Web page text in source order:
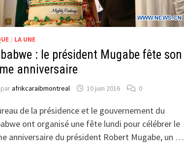
/ LA UNE
: le président Mugabe fête son
anniversaire
parafrikcaraibmontreal 10 juin 2016 0
de la présidence et le gouvernement du
ont organisé une fête lundi pour célébrer le
anniversaire du président Robert Mugabe, un …